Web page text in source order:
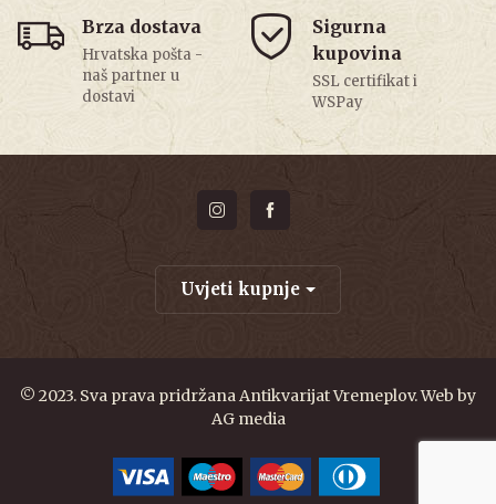
Brza dostava
Hrvatska pošta -
naš partner u
dostavi
Sigurna
kupovina
SSL certifikat i
WSPay
Uvjeti kupnje
© 2023. Sva prava pridržana Antikvarijat Vremeplov. Web by
AG media